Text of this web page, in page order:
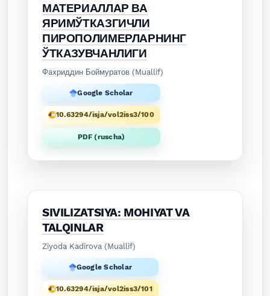
МАТЕРИАЛЛАР ВА
ЯРИМЎТКАЗГИЧЛИ
ПИРОПОЛИМЕРЛАРНИНГ
ЎТКАЗУВЧАНЛИГИ
Фaxриддин Боймуратов (Muallif)
Google Scholar
10.63294/isja/vol2iss3/100
PDF (ruscha)
SIVILIZATSIYA: MOHIYAT VA
TALQINLAR
Ziyoda Kadirova (Muallif)
Google Scholar
10.63294/isja/vol2iss3/101